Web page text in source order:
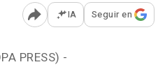
Abrir opciones para
IA Seguir en
PRESS) -